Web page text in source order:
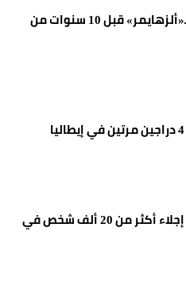
تحليل دم يكشف الـ«ألزهايمر» قبل 10 سنوات من
حرائق كندا تتمدد.. إجلاء أكثر من 20 ألف شخص في